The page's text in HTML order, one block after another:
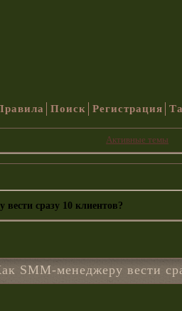
Поиск Регистрация
Активные темы
сразу 10 клиентов?
SMM-менеджеру вести